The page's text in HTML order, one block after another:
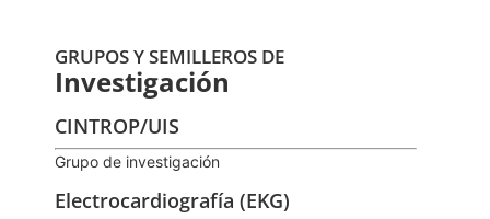
GRUPOS Y SEMILLEROS DE
Investigación
CINTROP/UIS
Grupo de investigación
Electrocardiografía (EKG)